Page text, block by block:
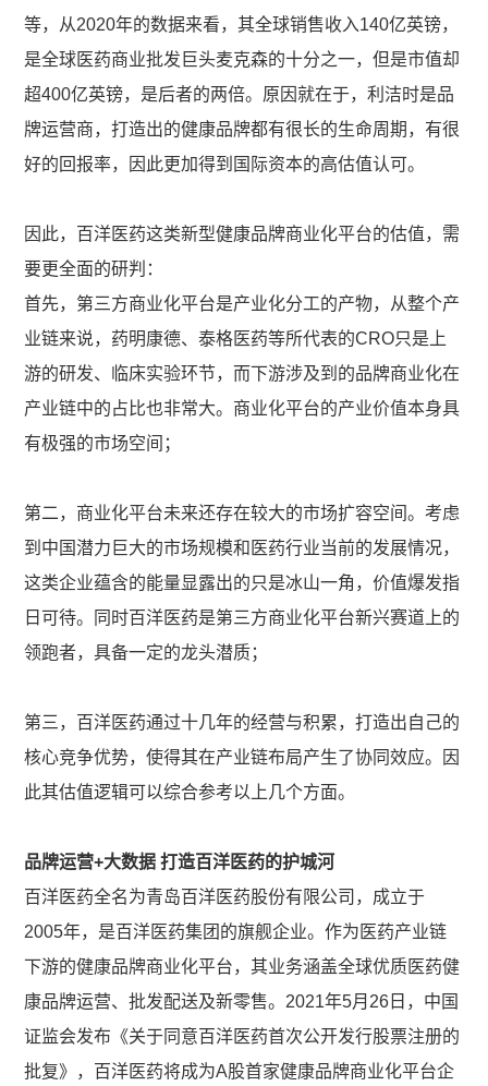
等，从2020年的数据来看，其全球销售收入140亿英镑，
是全球医药商业批发巨头麦克森的十分之一，但是市值却
超400亿英镑，是后者的两倍。原因就在于，利洁时是品
牌运营商，打造出的健康品牌都有很长的生命周期，有很
好的回报率，因此更加得到国际资本的高估值认可。
因此，百洋医药这类新型健康品牌商业化平台的估值，需
要更全面的研判：
首先，第三方商业化平台是产业化分工的产物，从整个产
业链来说，药明康德、泰格医药等所代表的CRO只是上
游的研发、临床实验环节，而下游涉及到的品牌商业化在
产业链中的占比也非常大。商业化平台的产业价值本身具
有极强的市场空间；
第二，商业化平台未来还存在较大的市场扩容空间。考虑
到中国潜力巨大的市场规模和医药行业当前的发展情况，
这类企业蕴含的能量显露出的只是冰山一角，价值爆发指
日可待。同时百洋医药是第三方商业化平台新兴赛道上的
领跑者，具备一定的龙头潜质；
第三，百洋医药通过十几年的经营与积累，打造出自己的
核心竞争优势，使得其在产业链布局产生了协同效应。因
此其估值逻辑可以综合参考以上几个方面。
品牌运营+大数据 打造百洋医药的护城河
百洋医药全名为青岛百洋医药股份有限公司，成立于
2005年，是百洋医药集团的旗舰企业。作为医药产业链
下游的健康品牌商业化平台，其业务涵盖全球优质医药健
康品牌运营、批发配送及新零售。2021年5月26日，中国
证监会发布《关于同意百洋医药首次公开发行股票注册的
批复》，百洋医药将成为A股首家健康品牌商业化平台企